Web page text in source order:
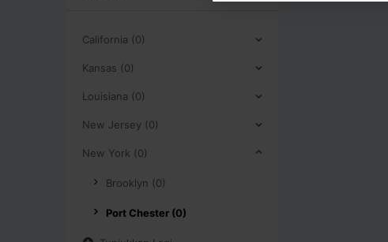
California (0)
Kansas (0)
Louisiana (0)
New Jersey (0)
New York (0)
Brooklyn (0)
Port Chester (0)